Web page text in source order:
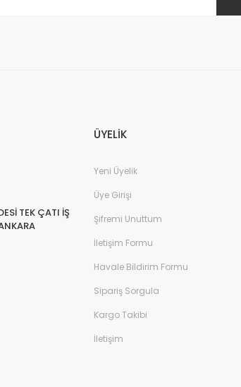
TEK ÇATI İŞ
ÜYELİK
Yeni Üyelik
Üye Girişi
Şifremi Unuttum
İletişim Formu
Havale Bildirim Formu
Sipariş Sorgula
Kargo Takibi
İletişim